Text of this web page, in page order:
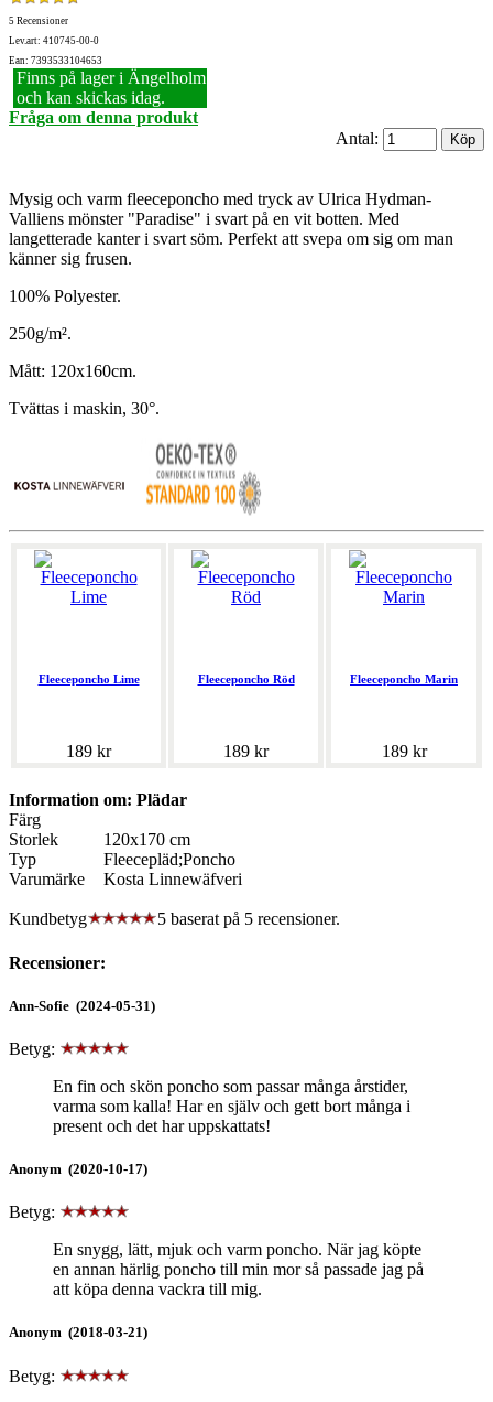
5 Recensioner
Lev.art: 410745-00-0
Ean: 7393533104653
Finns på lager i Ängelholm
och kan skickas idag.
Fråga om denna produkt
Antal:
Mysig och varm fleeceponcho med tryck av Ulrica Hydman-
Valliens mönster "Paradise" i svart på en vit botten. Med
langetterade kanter i svart söm. Perfekt att svepa om sig om man
känner sig frusen.
100% Polyester.
250g/m².
Mått: 120x160cm.
Tvättas i maskin, 30°.
Fleeceponcho Lime
189 kr
Fleeceponcho Röd
189 kr
Fleeceponcho Marin
189 kr
Information om: Plädar
Färg
Storlek
120x170 cm
Typ
Fleecepläd;Poncho
Varumärke
Kosta Linnewäfveri
Kundbetyg 5 baserat på 5 recensioner.
Recensioner:
Ann-Sofie (2024-05-31)
Betyg:
En fin och skön poncho som passar många årstider,
varma som kalla! Har en själv och gett bort många i
present och det har uppskattats!
Anonym (2020-10-17)
Betyg:
En snygg, lätt, mjuk och varm poncho. När jag köpte
en annan härlig poncho till min mor så passade jag på
att köpa denna vackra till mig.
Anonym (2018-03-21)
Betyg: